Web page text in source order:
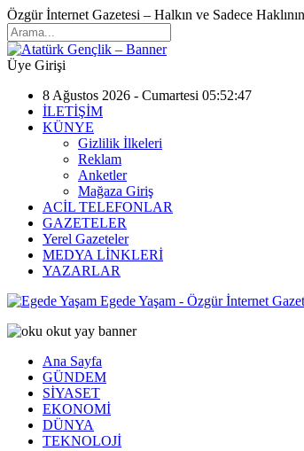
Özgür İnternet Gazetesi – Halkın ve Sadece
Üye Girişi
8 Ağustos 2026 - Cumartesi 05:52:47
İLETİŞİM
KÜNYE
Gizlilik İlkeleri
Reklam
Anketler
Mağaza Giriş
ACİL TELEFONLAR
GAZETELER
Yerel Gazeteler
MEDYA LİNKLERİ
YAZARLAR
Egede Yaşam - Özgür İnternet
Ana Sayfa
GÜNDEM
SİYASET
EKONOMİ
DÜNYA
TEKNOLOJİ